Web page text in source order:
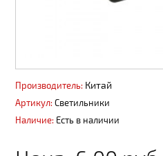
Пиломатериалы
Материалы из ДПК
Производитель: Китай
Артикул: Светильники
Наличие: Есть в наличии